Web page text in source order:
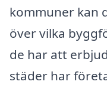
kommuner kan
över vilka
de har att
städer har